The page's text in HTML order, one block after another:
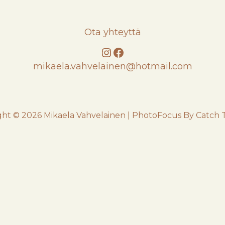
Ota yhteyttä
Instagram
Facebook
mikaela.vahvelainen@hotmail.com
© 2026 Mikaela Vahvelainen PhotoFocus By Catch